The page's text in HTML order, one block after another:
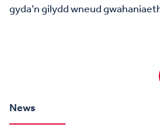
gyda’n gilydd wneud
News